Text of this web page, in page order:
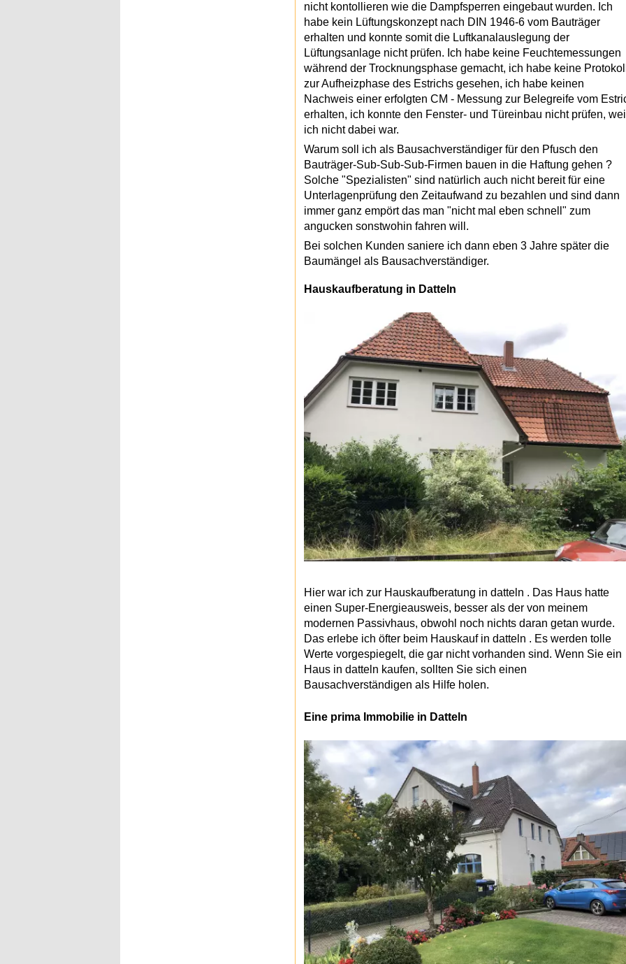
nicht kontollieren wie die Dampfsperren eingebaut wurden. Ich
habe kein Lüftungskonzept nach DIN 1946-6 vom Bauträger
erhalten und konnte somit die Luftkanalauslegung der
Lüftungsanlage nicht prüfen. Ich habe keine Feuchtemessungen
während der Trocknungsphase gemacht, ich habe keine
zur Aufheizphase des Estrichs gesehen, ich habe keinen
Nachweis einer erfolgten CM - Messung zur Belegreife vom
erhalten, ich konnte den Fenster- und Türeinbau nicht prüfen, weil
ich nicht dabei war.
Warum soll ich als Bausachverständiger für den Pfusch den
Bauträger-Sub-Sub-Sub-Firmen bauen in die Haftung gehen ?
Solche "Spezialisten" sind natürlich auch nicht bereit für eine
Unterlagenprüfung den Zeitaufwand zu bezahlen und sind dann
immer ganz empört das man "nicht mal eben schnell" zum
angucken sonstwohin fahren will.
Bei solchen Kunden saniere ich dann eben 3 Jahre später die
Baumängel als Bausachverständiger.
Hauskaufberatung in Datteln
Hier war ich zur Hauskaufberatung in datteln . Das Haus hatte
einen Super-Energieausweis, besser als der von meinem
modernen Passivhaus, obwohl noch nichts daran getan wurde.
Das erlebe ich öfter beim Hauskauf in datteln . Es werden tolle
Werte vorgespiegelt, die gar nicht vorhanden sind. Wenn Sie ein
Haus in datteln kaufen, sollten Sie sich einen
Bausachverständigen als Hilfe holen.
Eine prima Immobilie in Datteln